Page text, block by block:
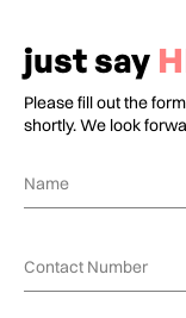
just say
Please fill out the
shortly. We look